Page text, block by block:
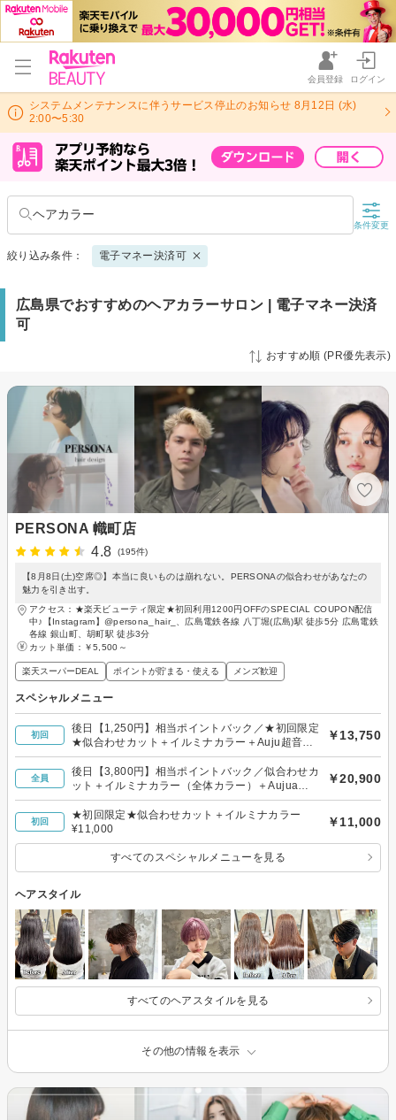
会員登録 ログイン
システムメンテナンスに伴うサービス停止のお知らせ 8月12日 (水)
2:00〜5:30
ヘアカラー
条件変更
絞り込み条件： 電子マネー決済可
広島県でおすすめのヘアカラーサロン | 電子マネー決済
可
おすすめ順 (PR優先表示)
PERSONA 幟町店
4.8
(195件)
【8月8日(土)空席◎】本当に良いものは崩れない。PERSONAの似合わせがあなたの
魅力を引き出す。
アクセス：★楽天ビューティ限定★初回利用1200円OFFのSPECIAL COUPON配信
中♪【Instagram】@persona_hair_、広島電鉄各線 八丁堀(広島)駅 徒歩5分 広島電鉄
各線 銀山町、胡町駅 徒歩3分
カット単価： ￥5,500～
楽天スーパーDEAL ポイントが貯まる・使える メンズ歓迎
スペシャルメニュー
初回
後日【1,250円】相当ポイントバック／★初回限定
★似合わせカット＋イルミナカラー＋Auju超音波
トリートメント ¥13,750
￥13,750
全員
後日【3,800円】相当ポイントバック／似合わせカ
ット＋イルミナカラー（全体カラー）＋Aujua超
音波トリートメント
￥20,900
初回
★初回限定★似合わせカット＋イルミナカラー
¥11,000
￥11,000
すべてのスペシャルメニューを見る
ヘアスタイル
すべてのヘアスタイルを見る
その他の情報を表示